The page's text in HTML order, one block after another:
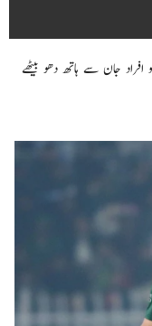
جان سے ہاتھ دھو بیٹھے